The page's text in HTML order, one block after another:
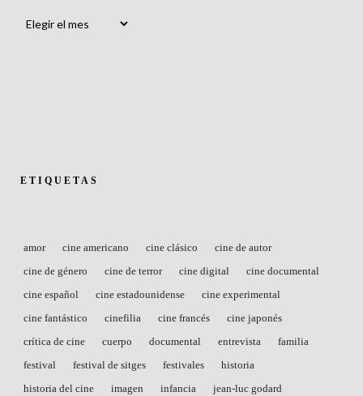
ETIQUETAS
amor cine americano cine clásico
cine de autor
cine de género
cine de terror cine digital
cine documental
cine español
cine estadounidense
cine experimental
cine fantástico
cinefilia cine francés
cine japonés
crítica de cine
cuerpo documental entrevista
familia
festival
festival de sitges festivales
historia
historia del cine
imagen infancia
jean-luc godard